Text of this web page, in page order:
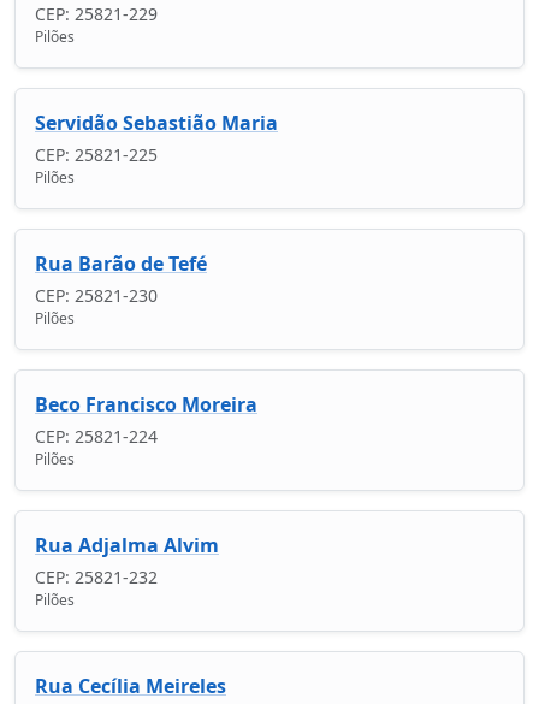
CEP: 25821-229
Pilões
Servidão Sebastião Maria
CEP: 25821-225
Pilões
Rua Barão de Tefé
CEP: 25821-230
Pilões
Beco Francisco Moreira
CEP: 25821-224
Pilões
Rua Adjalma Alvim
CEP: 25821-232
Pilões
Rua Cecília Meireles